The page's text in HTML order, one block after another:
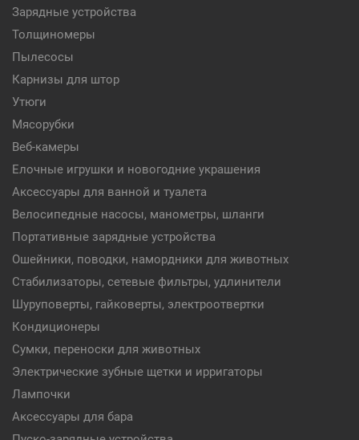
Зарядные устройства
Толщиномеры
Пылесосы
Карнизы для штор
Утюги
Мясорубки
Веб-камеры
Елочные игрушки и новогодние украшения
Аксессуары для ванной и туалета
Велосипедные насосы, манометры, шланги
Портативные зарядные устройства
Ошейники, поводки, намордники для животных
Стабилизаторы, сетевые фильтры, удлинители
Шуруповерты, гайковерты, электроотвертки
Кондиционеры
Сумки, переноски для животных
Электрические зубные щетки и ирригаторы
Лампочки
Аксессуары для бара